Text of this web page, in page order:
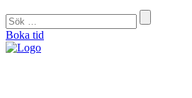
Boka tid